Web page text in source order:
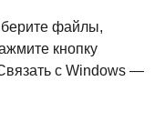
файлы,
кнопку
с Windows —